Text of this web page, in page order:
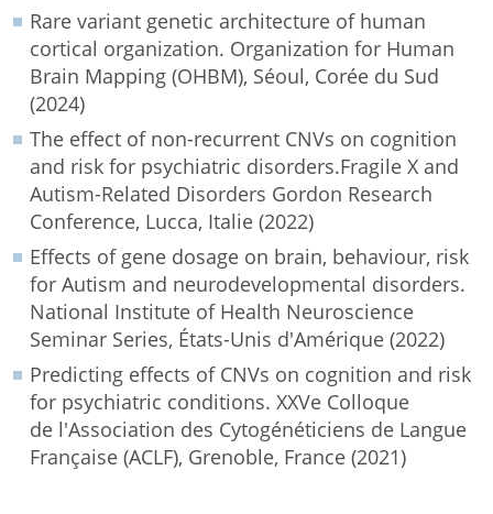
Rare variant genetic architecture of human
cortical organization. Organization for Human
Brain Mapping (OHBM), Séoul, Corée du Sud
(2024)
The effect of non-recurrent CNVs on cognition
and risk for psychiatric disorders.Fragile X and
Autism-Related Disorders Gordon Research
Conference, Lucca, Italie (2022)
Effects of gene dosage on brain, behaviour, risk
for Autism and neurodevelopmental disorders.
National Institute of Health Neuroscience
Seminar Series, États-Unis d'Amérique (2022)
Predicting effects of CNVs on cognition and risk
for psychiatric conditions. XXVe Colloque
de l'Association des Cytogénéticiens de Langue
Française (ACLF), Grenoble, France (2021)